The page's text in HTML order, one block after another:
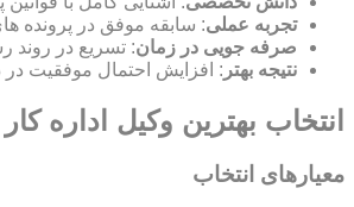
تجربه عملی: سابقه موفق در پرونده
صرفه جویی در زمان: تسریع در روند
نتیجه بهتر : افزایش احتمال موفقیت در
انتخاب بهترین وکیل اداره
معیارهای انتخاب